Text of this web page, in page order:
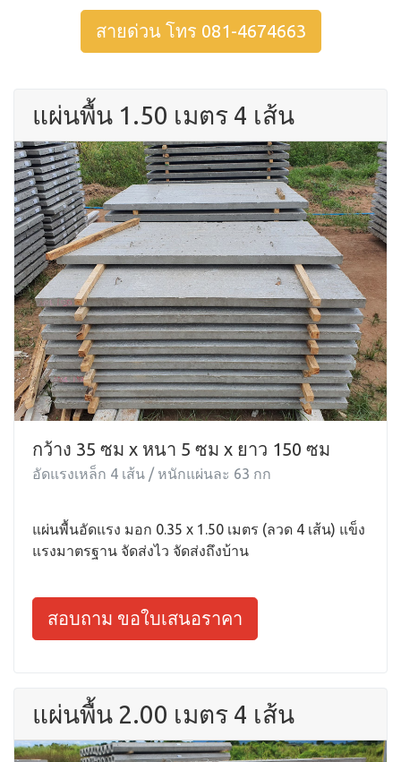
สายด่วน โทร 081-4674663
แผ่นพื้น 1.50 เมตร 4 เส้น
กว้าง 35 ซม x หนา 5 ซม x ยาว 150 ซม
อัดแรงเหล็ก 4 เส้น / หนักแผ่นละ 63 กก
แผ่นพื้นอัดแรง มอก 0.35 x 1.50 เมตร (ลวด 4 เส้น) แข็ง
แรงมาตรฐาน จัดส่งไว จัดส่งถึงบ้าน
สอบถาม ขอใบเสนอราคา
แผ่นพื้น 2.00 เมตร 4 เส้น